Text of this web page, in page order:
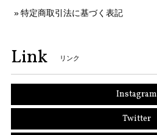
特定商取引法に基づく表記
Link リンク
Instagram
Twitter